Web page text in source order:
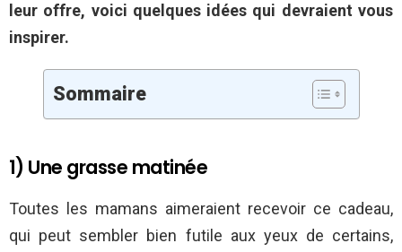
leur offre, voici quelques idées qui devraient vous
inspirer.
Sommaire
1) Une grasse matinée
Toutes les mamans aimeraient recevoir ce cadeau,
qui peut sembler bien futile aux yeux de certains,